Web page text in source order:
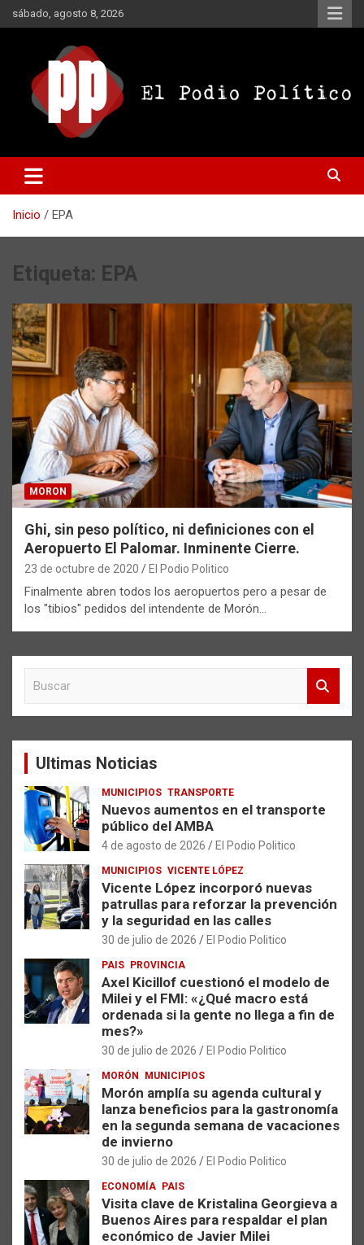
Saltar
al
sábado, agosto 8, 2026
El Podio Político – © Argentina
Inicio EPA
Etiqueta: EPA
MORON
Ghi, sin peso político, ni definiciones con el
Aeropuerto El Palomar. Inminente Cierre.
23 de octubre de 2020 El Podio Politico
Finalmente abren todos los aeropuertos pero a pesar de
los "tibios" pedidos del intendente de Morón…
a
Ultimas Noticias
MUNICIPIOS TRANSPORTE
Nuevos aumentos en el transporte
público del AMBA
4 de agosto de 2026 El Podio Politico
MUNICIPIOS VICENTE LÓPEZ
Vicente López incorporó nuevas
patrullas para reforzar la prevención
y la seguridad en las calles
30 de julio de 2026 El Podio Politico
PAIS PROVINCIA
Axel Kicillof cuestionó el modelo de
Milei y el FMI: «¿Qué macro está
ordenada si la gente no llega a fin de
mes?»
30 de julio de 2026 El Podio Politico
MORÓN MUNICIPIOS
Morón amplía su agenda cultural y
lanza beneficios para la gastronomía
en la segunda semana de vacaciones
de invierno
30 de julio de 2026 El Podio Politico
ECONOMÍA PAIS
Visita clave de Kristalina Georgieva a
Buenos Aires para respaldar el plan
económico de Javier Milei